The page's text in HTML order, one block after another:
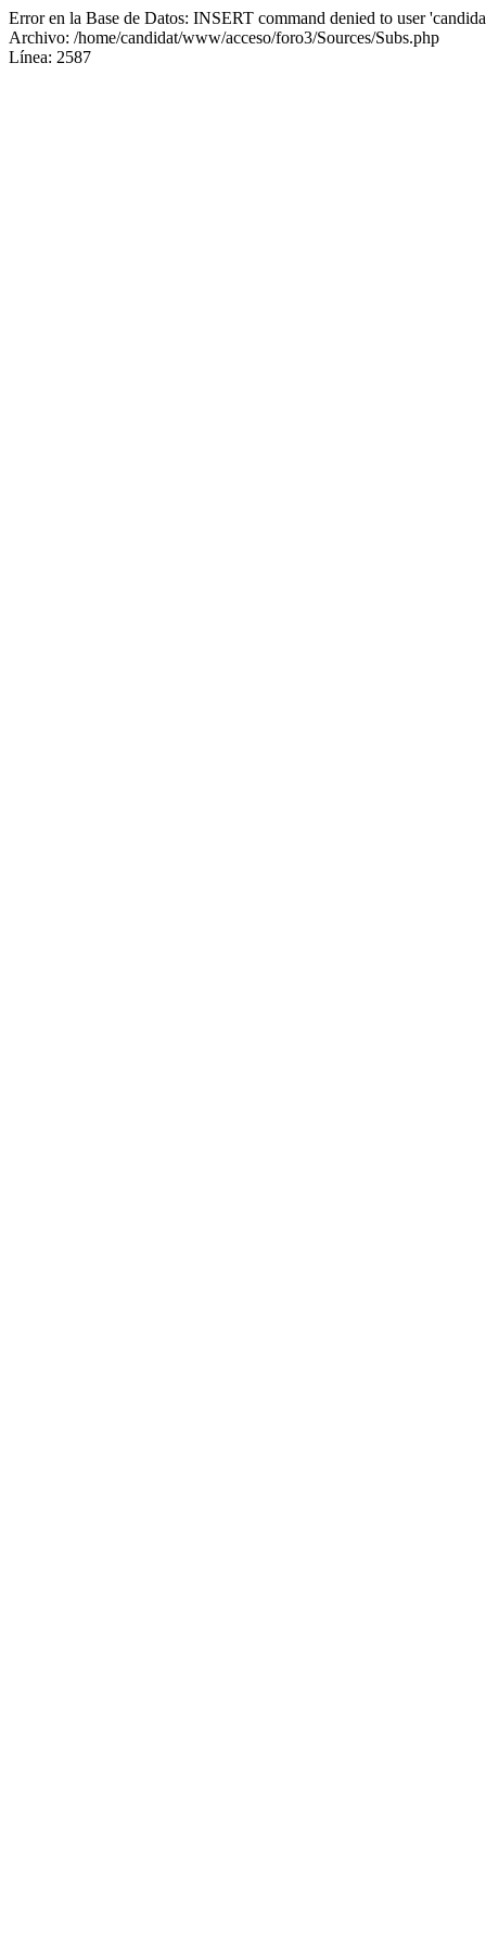
Error en la Base de Datos: INSERT command denied to user
Archivo: /home/candidat/www/acceso/foro3/Sources/Subs.php
Línea: 2587